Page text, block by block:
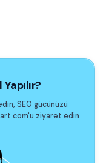
SEO gücünüzü
ziyaret edin